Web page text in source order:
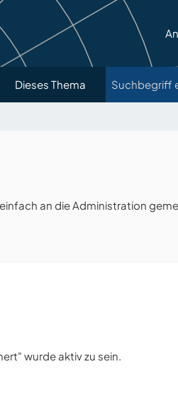
Dieses Thema
an die Administration
wurde aktiv zu sein.